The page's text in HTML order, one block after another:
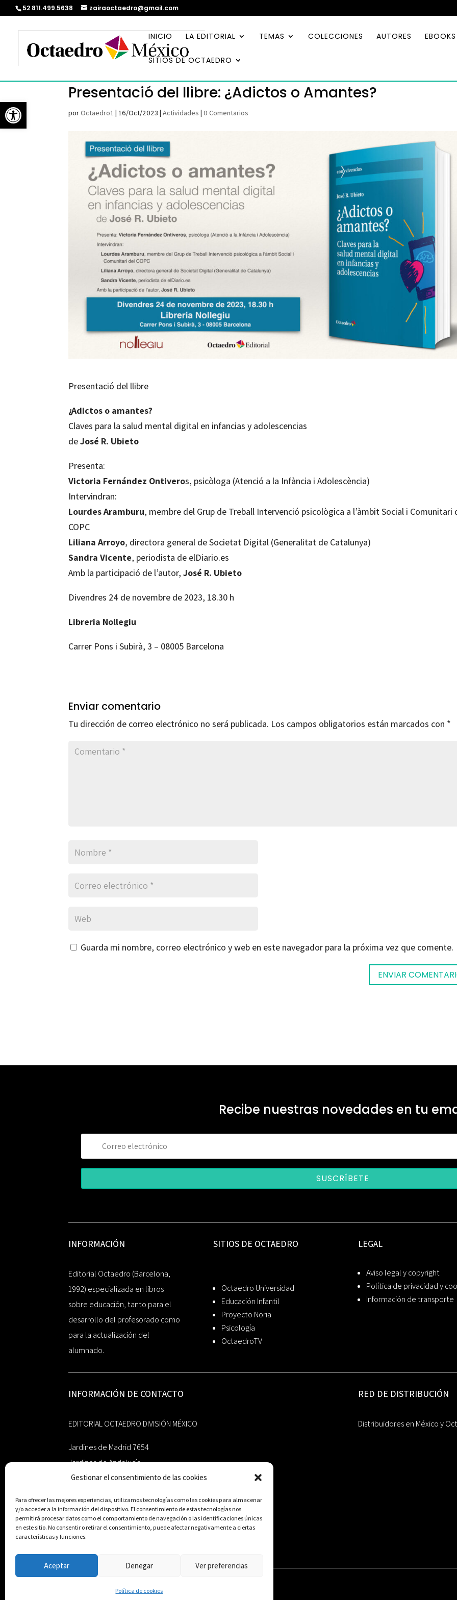
Abrir barra de herramientas
Gestionar el consentimiento de las cookies
Para ofrecer las mejores experiencias, utilizamos tecnologías como las cookies para almacenar
y/o acceder a la información del dispositivo. El consentimiento de estas tecnologías nos
permitirá procesar datos como el comportamiento de navegación o las identificaciones únicas
en este sitio. No consentir o retirar el consentimiento, puede afectar negativamente a ciertas
características y funciones.
Aceptar Denegar Ver preferencias
Política de cookies
52 811.499.5638 zairaoctaedro@gmail.com
INICIO LA EDITORIAL TEMAS COLECCIONES AUTORES EBOOKS
SITIOS DE OCTAEDRO
Presentació del llibre: ¿Adictos o Amantes?
porOctaedro1 | 16/Oct/2023 |Actividades |0 Comentarios
Presentació del llibre
¿Adictos o amantes?
Claves para la salud mental digital en infancias y adolescencias
deJosé R. Ubieto
Presenta:
Victoria Fernández Ontiveros, psicòloga (Atenció a la Infància i Adolescència)
Intervindran:
Lourdes Aramburu, membre del Grup de Treball Intervenció psicològica a l’àmbit Social i Comunitari
COPC
Liliana Arroyo, directora general de Societat Digital (Generalitat de Catalunya)
Sandra Vicente, periodista de elDiario.es
Amb la participació de l’autor,José R. Ubieto
Divendres 24 de novembre de 2023, 18.30 h
Libreria Nollegiu
Carrer Pons i Subirà, 3 – 08005 Barcelona
Enviar comentario
Tu dirección de correo electrónico no será publicada. Los campos obligatorios están marcados con *
Guarda mi nombre, correo electrónico y web en este navegador para la próxima vez que comente.
Recibe nuestras novedades en tu
SUSCRÍBETE
INFORMACIÓN
Editorial Octaedro (Barcelona,
1992) especializada en libros
sobre educación, tanto para el
desarrollo del profesorado como
para la actualización del
alumnado.
SITIOS DE OCTAEDRO
Octaedro Universidad
Educación Infantil
Proyecto Noria
Psicología
OctaedroTV
LEGAL
Aviso legal y copyright
Política de privacidad y
Información de transporte
INFORMACIÓN DE CONTACTO
EDITORIAL OCTAEDRO DIVISIÓN MÉXICO
Jardines de Madrid 7654
Jardines de Andalucía
Guadalupe, Nuevo León
zairaoctaedro@gmail.com
+52 811.499.5638
RED DE DISTRIBUCIÓN
Distribuidores en México y